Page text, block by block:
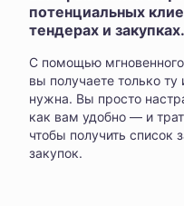
потенциальных
тендерах и закупках.
С помощью
вы получаете только
нужна. Вы просто
как вам удобно — и
чтобы получить список
закупок.